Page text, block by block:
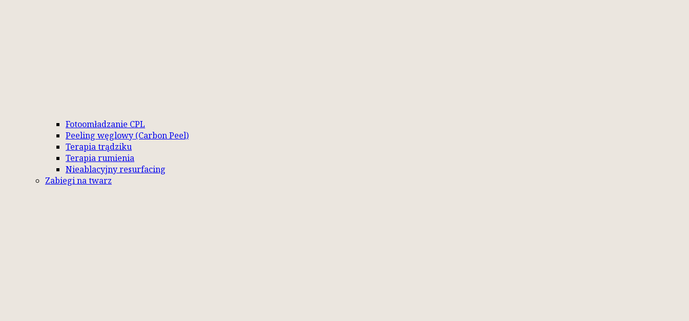
Fotoomładzanie CPL
Peeling węglowy (Carbon Peel)
Terapia trądziku
Terapia rumienia
Nieablacyjny resurfacing
Zabiegi na twarz